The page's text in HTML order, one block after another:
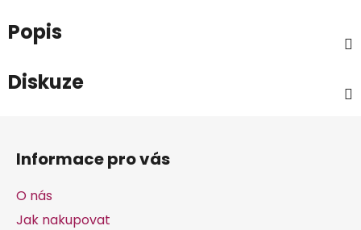
Popis
Diskuze
Informace pro vás
O nás
Jak nakupovat